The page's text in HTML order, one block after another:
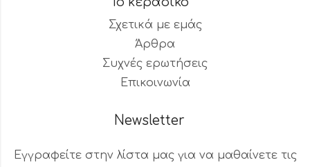
Σχετικά με εμάς
Άρθρα
Συχνές ερωτήσεις
Επικοινωνία
Newsletter
Εγγραφείτε στην λίστα μας για να μαθαίνετε τις